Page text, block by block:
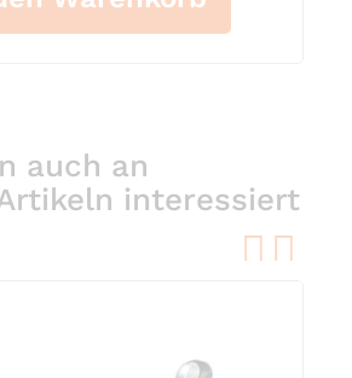
auch an
interessiert